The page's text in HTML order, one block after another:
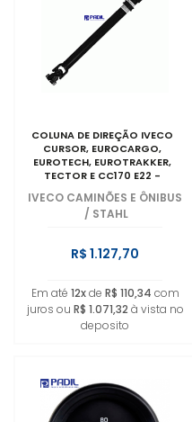
COLUNA DE DIREÇÃO IVECO
CURSOR, EUROCARGO,
EUROTECH, EUROTRAKKER,
TECTOR E CC170 E22 -
5801288375
IVECO CAMINÕES E ÔNIBUS
/ STAHL
R$ 1.127,70
Em até 12xde R$ 110,34 com
juros ou R$ 1.071,32 à vista no
deposito